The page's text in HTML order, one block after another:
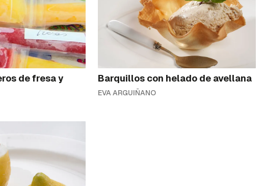
de fresa y
Barquillos con helado de avellana
EVA ARGUIÑANO